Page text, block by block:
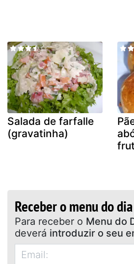
Salada de farfalle
(gravatinha)
Receber o menu do dia
Para receber o Menu do
deverá introduzir o seu